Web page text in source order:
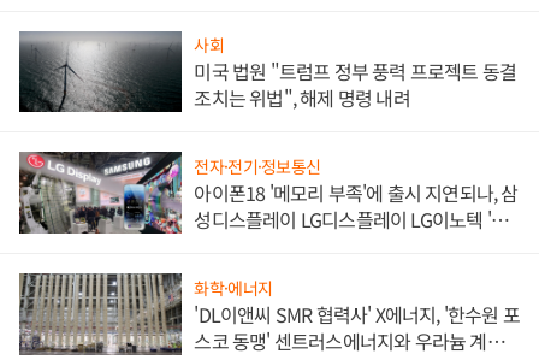
사회
미국 법원 "트럼프 정부 풍력 프로젝트 동결
조치는 위법", 해제 명령 내려
전자·전기·정보통신
아이폰18 '메모리 부족'에 출시 지연되나, 삼
성디스플레이 LG디스플레이 LG이노텍 '탈
화학·에너지
'DL이앤씨 SMR 협력사' X에너지, '한수원 포
스코 동맹' 센트러스에너지와 우라늄 계약